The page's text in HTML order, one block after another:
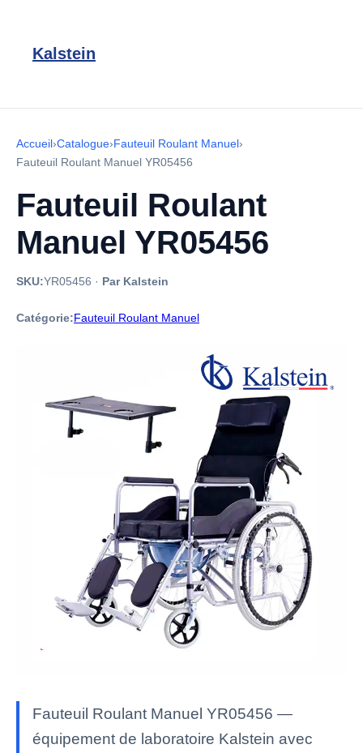
Kalstein
Accueil›Catalogue›Fauteuil Roulant Manuel›
Fauteuil Roulant Manuel YR05456
Fauteuil Roulant
Manuel YR05456
SKU:YR05456 · Par Kalstein
Catégorie:Fauteuil Roulant Manuel
Fauteuil Roulant Manuel YR05456 —
équipement de laboratoire Kalstein avec